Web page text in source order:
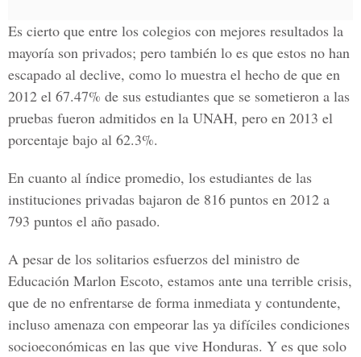
Es cierto que entre los colegios con mejores resultados la
mayoría son privados; pero también lo es que estos no han
escapado al declive, como lo muestra el hecho de que en
2012 el 67.47% de sus estudiantes que se sometieron a las
pruebas fueron admitidos en la UNAH, pero en 2013 el
porcentaje bajo al 62.3%.
En cuanto al índice promedio, los estudiantes de las
instituciones privadas bajaron de 816 puntos en 2012 a
793 puntos el año pasado.
A pesar de los solitarios esfuerzos del ministro de
Educación Marlon Escoto, estamos ante una terrible crisis,
que de no enfrentarse de forma inmediata y contundente,
incluso amenaza con empeorar las ya difíciles condiciones
socioeconómicas en las que vive Honduras. Y es que solo